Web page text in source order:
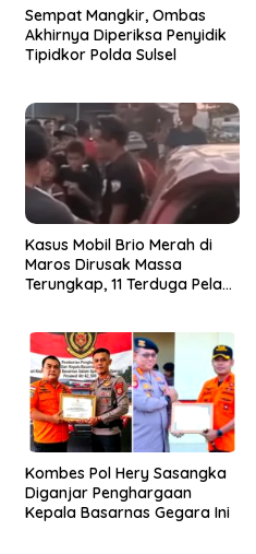
Sempat Mangkir, Ombas
Akhirnya Diperiksa Penyidik
Tipidkor Polda Sulsel
Kasus Mobil Brio Merah di
Maros Dirusak Massa
Terungkap, 11 Terduga Pelaku
Kombes Pol Hery Sasangka
Diganjar Penghargaan
Kepala Basarnas Gegara Ini